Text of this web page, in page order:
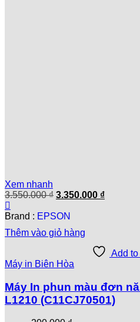
Xem nhanh
3.550.000₫ Giá
là:
3.550.000 ₫.
3.350.000 ₫Giá
Brand : EPSON
Thêm vào giỏ hàng
Add
Máy in Biên Hòa
Máy In phun màu đơn
L1210 (C11CJ70501)